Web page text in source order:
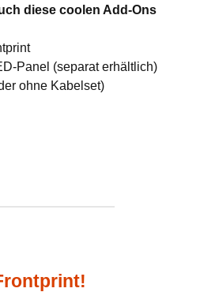
diese coolen Add-Ons
Panel (separat erhältlich)
ohne Kabelset)